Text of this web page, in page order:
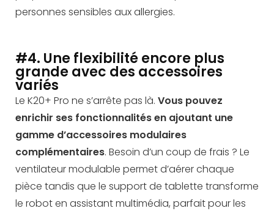
personnes sensibles aux allergies.
#4. Une flexibilité encore plus
grande avec des accessoires
variés
Le K20+ Pro ne s’arrête pas là. Vous pouvez
enrichir ses fonctionnalités en ajoutant une
gamme d’accessoires modulaires
complémentaires. Besoin d’un coup de frais ? Le
ventilateur modulable permet d’aérer chaque
pièce tandis que le support de tablette transforme
le robot en assistant multimédia, parfait pour les